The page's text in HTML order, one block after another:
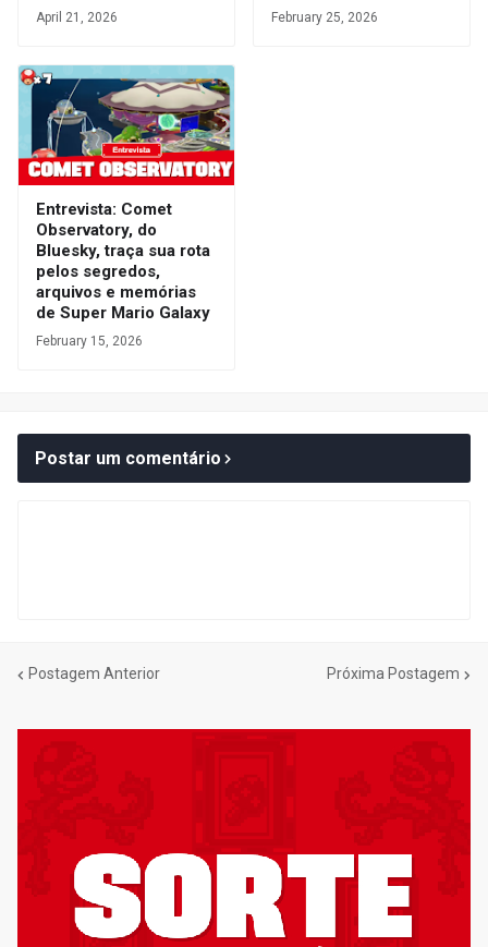
April 21, 2026 February 25, 2026
Entrevista: Comet
Observatory, do
Bluesky, traça sua rota
pelos segredos,
arquivos e memórias
de Super Mario Galaxy
February 15, 2026
Postar um comentário
Postagem Anterior Próxima Postagem